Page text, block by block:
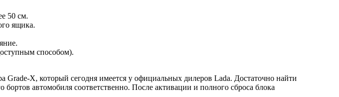
50 см.
ящика.
способом).
X, который сегодня имеется у официальных дилеров Lada. Достаточно найти
автомобиля соответственно. После активации и полного сброса блока